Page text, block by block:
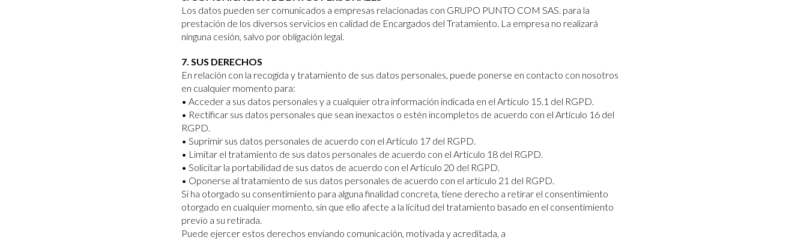
Los datos pueden ser comunicados a empresas relacionadas con GRUPO PUNTO COM SAS. para la
prestación de los diversos servicios en calidad de Encargados del Tratamiento. La empresa no realizará
ninguna cesión, salvo por obligación legal.
7. SUS DERECHOS
En relación con la recogida y tratamiento de sus datos personales, puede ponerse en contacto con nosotros
en cualquier momento para:
• Acceder a sus datos personales y a cualquier otra información indicada en el Artículo 15.1 del RGPD.
• Rectificar sus datos personales que sean inexactos o estén incompletos de acuerdo con el Artículo 16 del
RGPD.
• Suprimir sus datos personales de acuerdo con el Artículo 17 del RGPD.
• Limitar el tratamiento de sus datos personales de acuerdo con el Artículo 18 del RGPD.
• Solicitar la portabilidad de sus datos de acuerdo con el Artículo 20 del RGPD.
• Oponerse al tratamiento de sus datos personales de acuerdo con el artículo 21 del RGPD.
Si ha otorgado su consentimiento para alguna finalidad concreta, tiene derecho a retirar el consentimiento
otorgado en cualquier momento, sin que ello afecte a la licitud del tratamiento basado en el consentimiento
previo a su retirada.
Puede ejercer estos derechos enviando comunicación, motivada y acreditada, a